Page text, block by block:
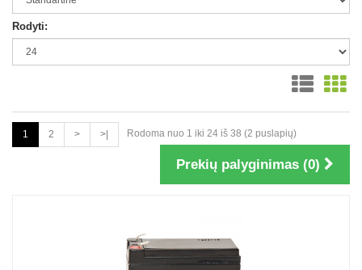
Rodyti:
1 2 > >| Rodoma nuo 1 iki 24 iš 38 (2 puslapių)
Prekių palyginimas (0)